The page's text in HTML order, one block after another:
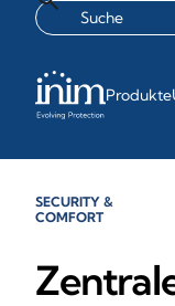
Produkte
SECURITY &
COMFORT